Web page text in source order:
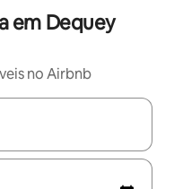
em Dequey
no Airbnb
explore-os